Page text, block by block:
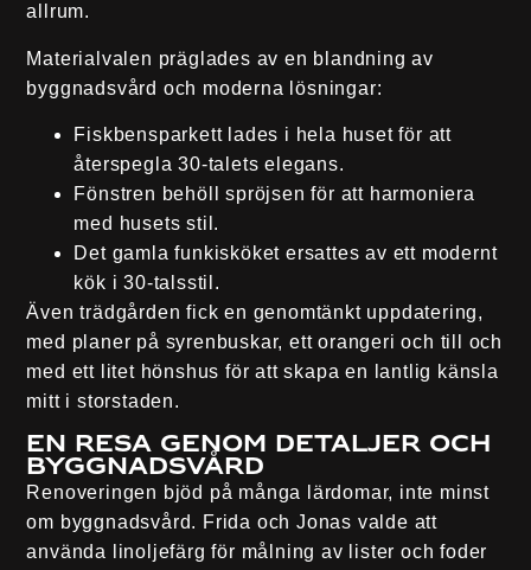
allrum.
Materialvalen präglades av en blandning av
byggnadsvård och moderna lösningar:
Fiskbensparkett lades i hela huset för att
återspegla 30-talets elegans.
Fönstren behöll spröjsen för att harmoniera
med husets stil.
Det gamla funkisköket ersattes av ett modernt
kök i 30-talsstil.
Även trädgården fick en genomtänkt uppdatering,
med planer på syrenbuskar, ett orangeri och till och
med ett litet hönshus för att skapa en lantlig känsla
mitt i storstaden.
En resa genom detaljer och
byggnadsvård
Renoveringen bjöd på många lärdomar, inte minst
om byggnadsvård. Frida och Jonas valde att
använda linoljefärg för målning av lister och foder